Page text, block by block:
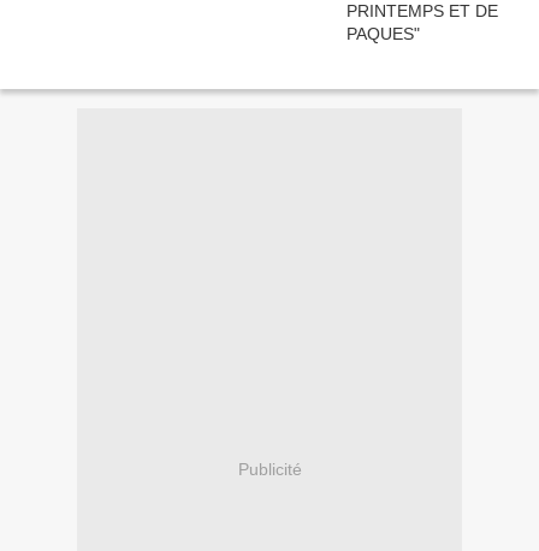
Publicité